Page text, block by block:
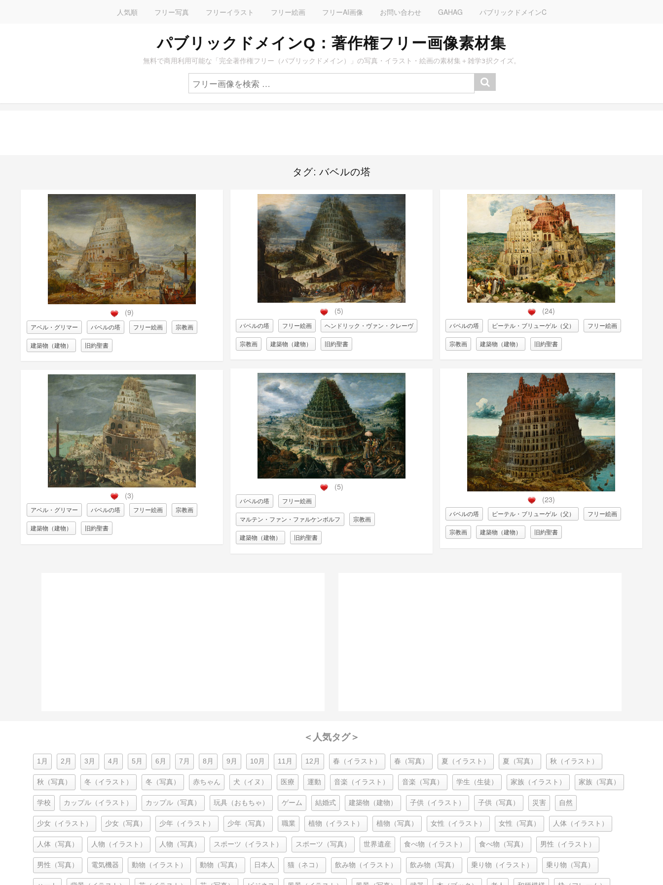
人気順 フリー写真 フリーイラスト フリー絵画 フリーAI画像 お問い合わせ GAHAG パブリックドメインC
パブリックドメインQ：著作権フリー画像素材集
無料で商用利用可能な「完全著作権フリー（パブリックドメイン）」の写真・イラスト・絵画の素材集＋雑学3択クイズ。
タグ: バベルの塔
(9)
アベル・グリマー バベルの塔 フリー絵画 宗教画
建築物（建物） 旧約聖書
(3)
アベル・グリマー バベルの塔 フリー絵画 宗教画
建築物（建物） 旧約聖書
(5)
バベルの塔 フリー絵画 ヘンドリック・ヴァン・クレーヴ
宗教画 建築物（建物） 旧約聖書
(5)
バベルの塔 フリー絵画
マルテン・ファン・ファルケンボルフ 宗教画
建築物（建物） 旧約聖書
(24)
バベルの塔 ピーテル・ブリューゲル（父） フリー絵画
宗教画 建築物（建物） 旧約聖書
(23)
バベルの塔 ピーテル・ブリューゲル（父） フリー絵画
宗教画 建築物（建物） 旧約聖書
＜人気タグ＞
1月 2月 3月 4月 5月 6月 7月 8月 9月 10月 11月 12月 春（イラスト） 春（写真） 夏（イラスト） 夏（写真） 秋（イラスト）
秋（写真） 冬（イラスト） 冬（写真） 赤ちゃん 犬（イヌ） 医療 運動 音楽（イラスト） 音楽（写真） 学生（生徒） 家族（イラスト） 家族（写真）
学校 カップル（イラスト） カップル（写真） 玩具（おもちゃ） ゲーム 結婚式 建築物（建物） 子供（イラスト） 子供（写真） 災害 自然
少女（イラスト） 少女（写真） 少年（イラスト） 少年（写真） 職業 植物（イラスト） 植物（写真） 女性（イラスト） 女性（写真） 人体（イラスト）
人体（写真） 人物（イラスト） 人物（写真） スポーツ（イラスト） スポーツ（写真） 世界遺産 食べ物（イラスト） 食べ物（写真） 男性（イラスト）
男性（写真） 電気機器 動物（イラスト） 動物（写真） 日本人 猫（ネコ） 飲み物（イラスト） 飲み物（写真） 乗り物（イラスト） 乗り物（写真）